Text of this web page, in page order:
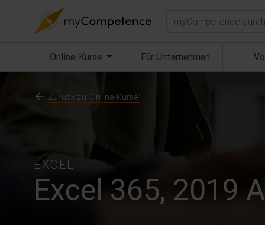
Suchen
Online-Kurse (aktuell) Für Unternehmen
EXCEL
Excel 365, 2019
Zurück zu 'Online-Kurse'